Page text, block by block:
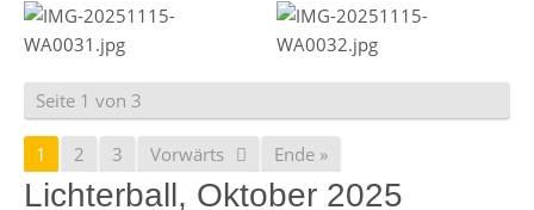
Seite 1 von 3
1 2 3 Vorwärts Ende »
Lichterball, Oktober 2025